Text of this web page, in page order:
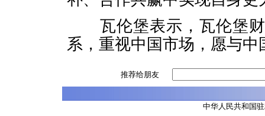
瓦伦堡表示，瓦伦堡财
系，重视中国市场，愿与
推荐给朋友
中华人民共和国